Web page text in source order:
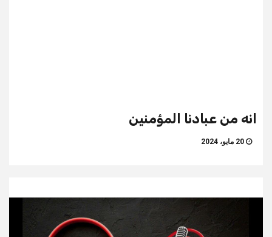
انه من عبادنا المؤمنين